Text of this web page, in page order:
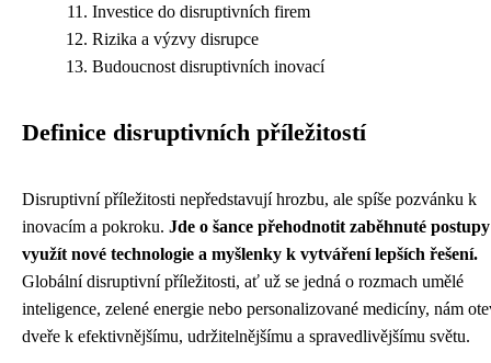
Investice do disruptivních firem
Rizika a výzvy disrupce
Budoucnost disruptivních inovací
Definice disruptivních příležitostí
Disruptivní příležitosti nepředstavují hrozbu, ale spíše pozvánku k
inovacím a pokroku. Jde o šance přehodnotit zaběhnuté
využít nové technologie a myšlenky k vytváření lepších řešení.
Globální disruptivní příležitosti, ať už se jedná o rozmach umělé
inteligence, zelené energie nebo personalizované medicíny, nám
dveře k efektivnějšímu, udržitelnějšímu a spravedlivějšímu světu.